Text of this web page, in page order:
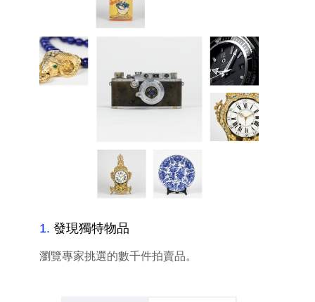
1. 發現獨特物品
瀏覽專家挑選的數千件拍賣品。